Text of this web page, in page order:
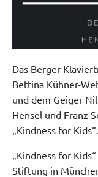
Das Berger
Bettina Kühner-
und dem Geiger
Hensel und Franz
„Kindness for Kids“.
„Kindness for
Stiftung in